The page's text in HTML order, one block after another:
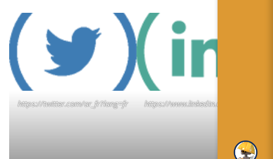
https://twitter.com/ar_fr?lang=fr https://www.linkedin.com/company/